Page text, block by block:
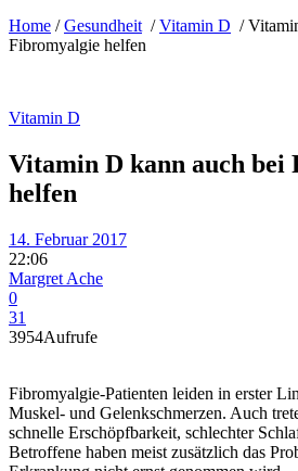
Home /Gesundheit /Vitamin D /
Fibromyalgie helfen
Vitamin D
Vitamin D kann auch bei
helfen
14. Februar 2017
22:06
Margret Ache
0
31
3954Aufrufe
Fibromyalgie-Patienten leiden in erster
Muskel- und Gelenkschmerzen. Auch
schnelle Erschöpfbarkeit, schlechter
Betroffene haben meist zusätzlich das